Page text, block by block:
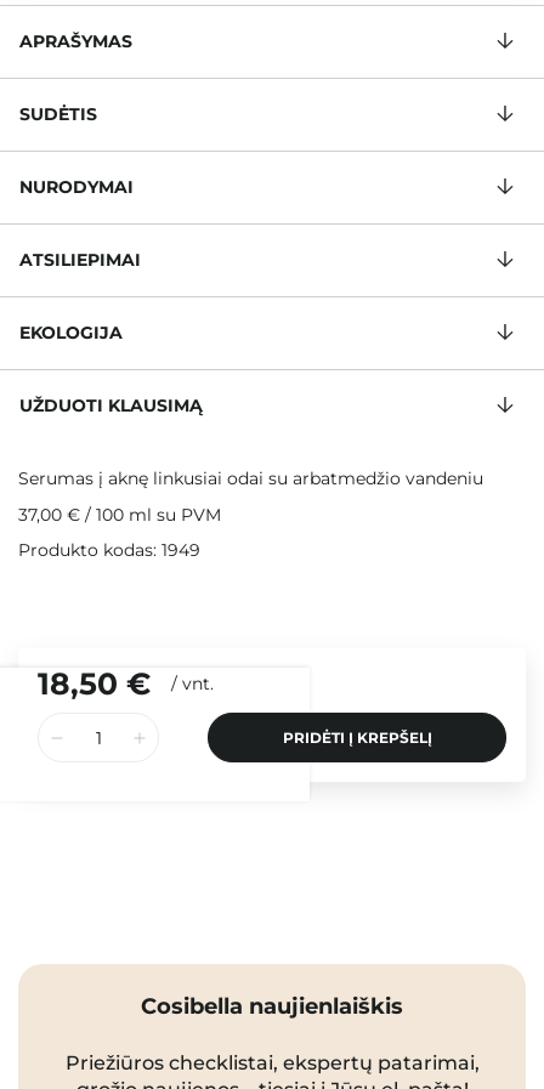
18,50 € / vnt.
PRIDĖTI Į KREPŠELĮ
APRAŠYMAS
SUDĖTIS
NURODYMAI
ATSILIEPIMAI
EKOLOGIJA
UŽDUOTI KLAUSIMĄ
Serumas į aknę linkusiai odai su arbatmedžio vandeniu
37,00 € / 100 ml su PVM
Produkto kodas: 1949
Cosibella naujienlaiškis
Priežiūros checklistai, ekspertų patarimai,